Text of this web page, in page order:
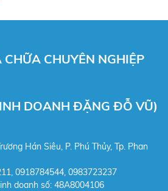
CHUYÊN NGHIỆP
ĐẶNG ĐỖ VŨ)
Hán Siêu, P. Phú Thủy, Tp. Phan
0918784544, 0983723237
doanh số: 48A8004106